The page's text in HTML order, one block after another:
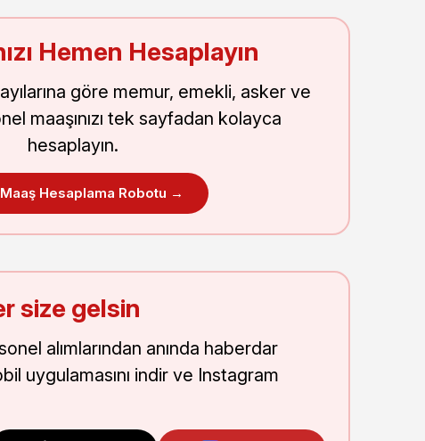
Hemen Hesaplayın
göre memur, emekli, asker ve
maaşınızı tek sayfadan kolayca
hesaplayın.
Hesaplama Robotu →
size gelsin
alımlarından anında haberdar
uygulamasını indir ve Instagram